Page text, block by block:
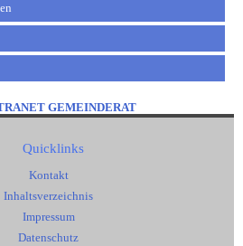
GEMEINDERAT
Quicklinks
Kontakt
Inhaltsverzeichnis
Impressum
Datenschutz